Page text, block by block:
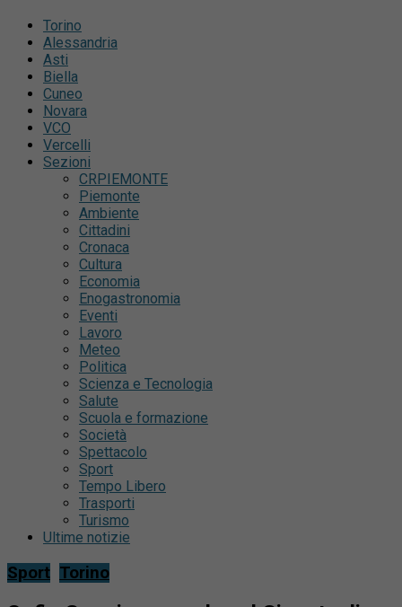
Torino
Alessandria
Asti
Biella
Cuneo
Novara
VCO
Vercelli
Sezioni
CRPIEMONTE
Piemonte
Ambiente
Cittadini
Cronaca
Cultura
Economia
Enogastronomia
Eventi
Lavoro
Meteo
Politica
Scienza e Tecnologia
Salute
Scuola e formazione
Società
Spettacolo
Sport
Tempo Libero
Trasporti
Turismo
Ultime notizie
Sport Torino